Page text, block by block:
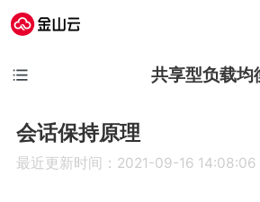
共享型负载均
会话保持原理
最近更新时间：2021-09-16 14:08:06